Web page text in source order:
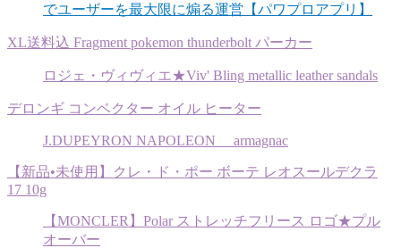
でユーザーを最大限に煽る運営【パワプロアプリ】
XL送料込 Fragment pokemon thunderbolt パーカー
ロジェ・ヴィヴィエ★Viv' Bling metallic leather sandals
デロンギ コンベクター オイル ヒーター
J.DUPEYRON NAPOLEON armagnac
【新品•未使用】クレ・ド・ポー ボーテ レオスールデクラ
17 10g
【MONCLER】Polar ストレッチフリース ロゴ★プル
オーバー